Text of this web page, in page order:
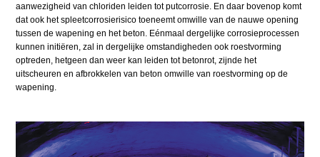
aanwezigheid van chloriden leiden tot putcorrosie. En daar bovenop komt
dat ook het spleetcorrosierisico toeneemt omwille van de nauwe opening
tussen de wapening en het beton. Eénmaal dergelijke corrosieprocessen
kunnen initiëren, zal in dergelijke omstandigheden ook roestvorming
optreden, hetgeen dan weer kan leiden tot betonrot, zijnde het
uitscheuren en afbrokkelen van beton omwille van roestvorming op de
wapening.